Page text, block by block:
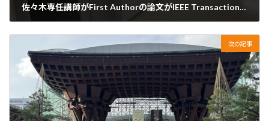
佐々木専任講師がFirst Authorの論文がIEEE Transactions on Magneticsに掲載されました。
次の記事